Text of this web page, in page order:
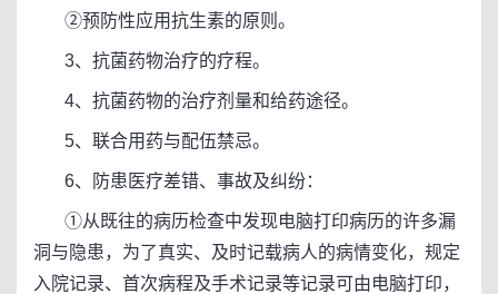
②预防性应用抗生素的原则。
3、抗菌药物治疗的疗程。
4、抗菌药物的治疗剂量和给药途径。
5、联合用药与配伍禁忌。
6、防患医疗差错、事故及纠纷：
①从既往的病历检查中发现电脑打印病历的许多漏
洞与隐患，为了真实、及时记载病人的病情变化，规定
入院记录、首次病程及手术记录等记录可由电脑打印，